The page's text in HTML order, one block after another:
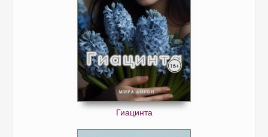
Гиацинта